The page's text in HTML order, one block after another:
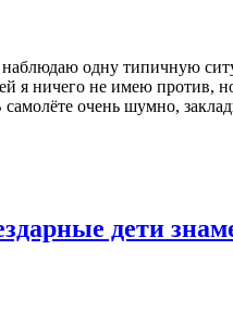
одну типичную
ничего не имею против,
очень шумно,
дети